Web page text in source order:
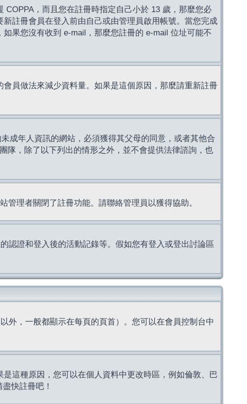
，而且您在註冊時指定自己小於 13 歲，那麼您必
註冊會員在登入前由自己或由管理員啟用帳號。當您完成
果您沒有收到 e-mail，那麼您註冊的 e-mail 位址可能不
員做法來減少資料量。如果是這個原因，那麼請重新註冊
成年人資訊的網站，必須獲得其父母的同意，或者其他合
隊，除了以下列出的情形之外，並不會提供法律諮詢，也
理者關閉了註冊功能。請聯絡管理員以獲得協助。
認證和登入後的活動記錄等。假如您有登入或登出討論區
外，一般都顯示在每頁的頁首）。您可以在會員控制台中
這種原因，您可以在個人資料中更改時區，例如倫敦、巴
快註冊吧！